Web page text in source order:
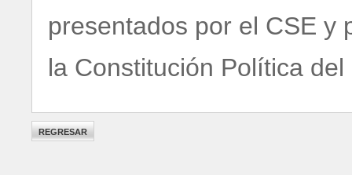
presentados por el CSE y
la Constitución Política del